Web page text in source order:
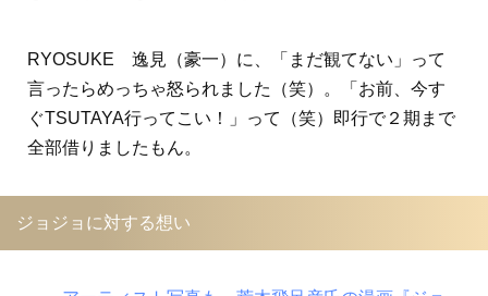
RYOSUKE 逸見（豪一）に、「まだ観てない」って
言ったらめっちゃ怒られました（笑）。「お前、今す
ぐTSUTAYA行ってこい！」って（笑）即行で２期まで
全部借りましたもん。
ジョジョに対する想い